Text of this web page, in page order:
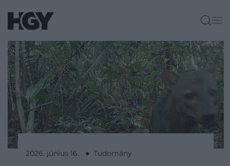
2026. június 16. ● Tudomány